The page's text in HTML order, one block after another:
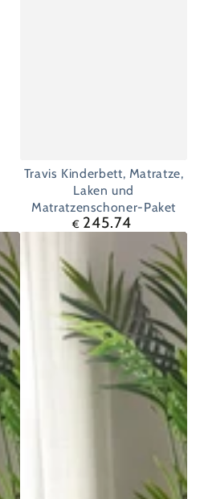
Travis Kinderbett, Matratze,
Laken und
Matratzenschoner-Paket
Regulärer
€ 245.74